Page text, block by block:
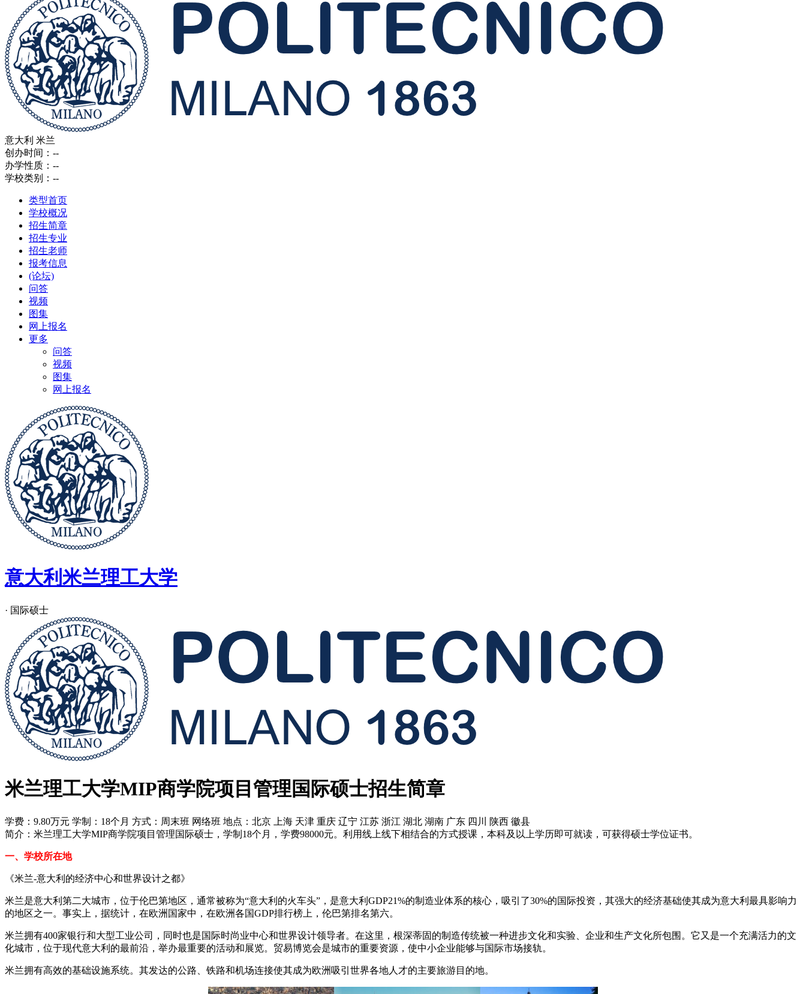
意大利 米兰
创办时间： --
办学性质： --
学校类别： --
类型首页
学校概况
招生简章
招生专业
招生老师
报考信息
(论坛)
问答
视频
图集
网上报名
更多
问答
视频
图集
网上报名
意大利米兰理工大学
· 国际硕士
米兰理工大学MIP商学院项目管理国际硕士招生简章
学费：9.80万元 学制：18个月 方式：周末班 网络班 地点：北京 上海 天津 重庆 辽宁 江苏 浙江 湖北 湖南 广东 四川 陕西 徽县
简介：米兰理工大学MIP商学院项目管理国际硕士，学制18个月，学费98000元。利用线上线下相结合的方式授课，本科及以上学历即可就读，可获得硕士学位证书。
一、学校所在地
《米兰-意大利的经济中心和世界设计之都》
米兰是意大利第二大城市，位于伦巴第地区，通常被称为“意大利的火车头”，是意大利GDP21%的制造业体系的核心，吸引了30%的国际投资，其强大的经济基础使其成为意大利最具影响力
的地区之一。事实上，据统计，在欧洲国家中，在欧洲各国GDP排行榜上，伦巴第排名第六。
米兰拥有400家银行和大型工业公司，同时也是国际时尚业中心和世界设计领导者。在这里，根深蒂固的制造传统被一种进步文化和实验、企业和生产文化所包围。它又是一个充满活力的文
化城市，位于现代意大利的最前沿，举办最重要的活动和展览。贸易博览会是城市的重要资源，使中小企业能够与国际市场接轨。
米兰拥有高效的基础设施系统。其发达的公路、铁路和机场连接使其成为欧洲吸引世界各地人才的主要旅游目的地。